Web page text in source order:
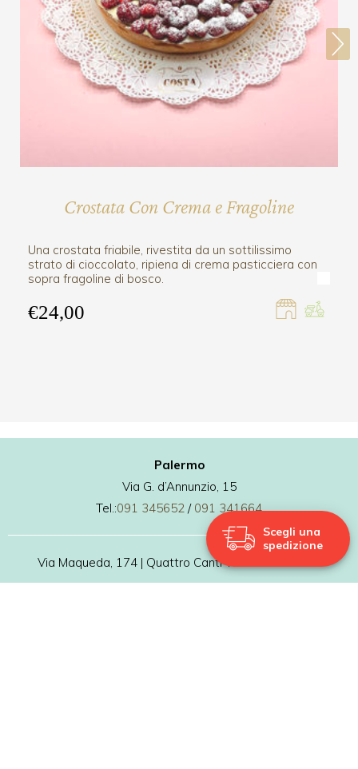
Scegli una
spedizione
Crostata Con Crema e Fragoline
Una crostata friabile, rivestita da un sottilissimo
strato di cioccolato, ripiena di crema pasticciera con
sopra fragoline di bosco.
€24,00
>
Palermo
Via G. d’Annunzio, 15
Tel.:091 345652 / 091 341664
Via Maqueda, 174 | Quattro Canti Tel.: